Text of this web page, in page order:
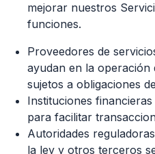
mejorar nuestros
funciones.
Proveedores de
ayudan en la operación
sujetos a obligaciones
Instituciones
para facilitar
Autoridades
la ley y otros terceros